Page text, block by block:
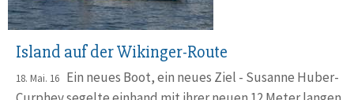
Island auf der Wikinger-Route
18. Mai. 16 Ein neues Boot, ein neues Ziel - Susanne Huber-